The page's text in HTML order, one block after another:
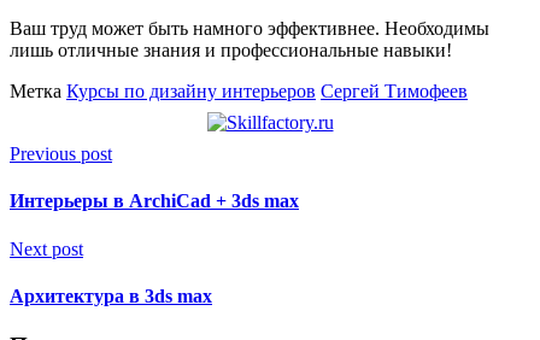
Ваш труд может быть намного эффективнее. Необходимы
лишь отличные знания и профессиональные навыки!
Метка Курсы по дизайну интерьеров Сергей Тимофеев
Previous post
Интерьеры в ArchiCad + 3ds max
Next post
Архитектура в 3ds max